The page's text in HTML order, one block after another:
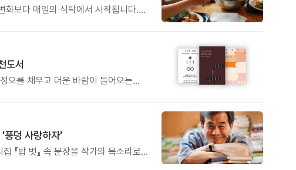
화보다 매일의 식탁에서 시작됩니다.
께하는 태초먹거리 황금변 캠프
도서
오를 채우고 더운 바람이 들어오는
풍덩 사랑하자'
『밥 벗』 속 문장을 작가의 목소리로